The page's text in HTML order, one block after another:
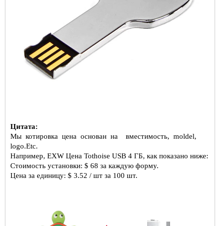
Цитата:
Мы котировка цена основан на вместимость, moldel,
logo.Etc.
Например, EXW Цена Tothoise USB 4 ГБ, как показано ниже:
Стоимость установки: $ 68 за каждую форму.
Цена за единицу: $ 3.52 / шт за 100 шт.